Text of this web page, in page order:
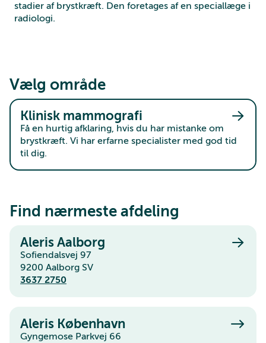
stadier af brystkræft. Den foretages af en speciallæge i
radiologi.
Vælg område
Klinisk mammografi
Få en hurtig afklaring, hvis du har mistanke om
brystkræft. Vi har erfarne specialister med god tid
til dig.
Find nærmeste afdeling
Aleris Aalborg
Sofiendalsvej 97
9200 Aalborg SV
3637 2750
Aleris København
Gyngemose Parkvej 66